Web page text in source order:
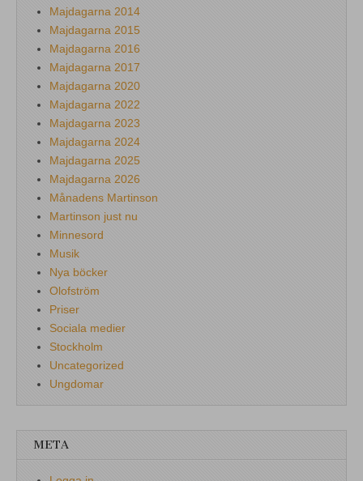
Majdagarna 2014
Majdagarna 2015
Majdagarna 2016
Majdagarna 2017
Majdagarna 2020
Majdagarna 2022
Majdagarna 2023
Majdagarna 2024
Majdagarna 2025
Majdagarna 2026
Månadens Martinson
Martinson just nu
Minnesord
Musik
Nya böcker
Olofström
Priser
Sociala medier
Stockholm
Uncategorized
Ungdomar
META